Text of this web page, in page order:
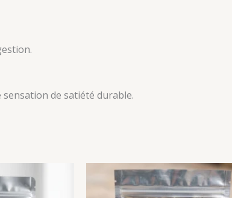
de satiété durable.